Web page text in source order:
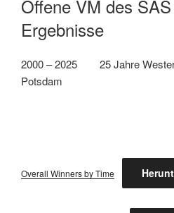
Offene VM des
Ergebnisse
2000 – 2025 25 Jahre
Potsdam
Overall Winners by Time